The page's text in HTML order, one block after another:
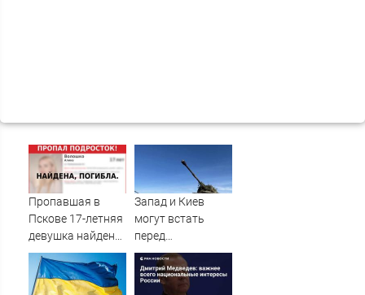
Пропавшая в
Пскове 17-летняя
девушка найдена
мертвой
Запад и Киев
могут встать
перед
необходимостью
выполнить
условия Путина